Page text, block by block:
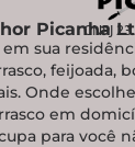
Picanha
CNPJ
em sua
feijoada,
Onde
em
para você